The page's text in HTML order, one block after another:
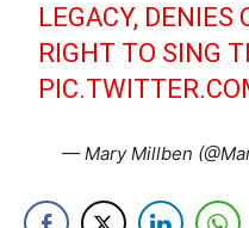
LEGACY, DENIES
RIGHT TO SING
— Mary Millben